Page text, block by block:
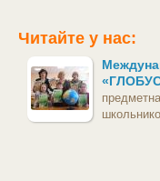
Читайте у нас: